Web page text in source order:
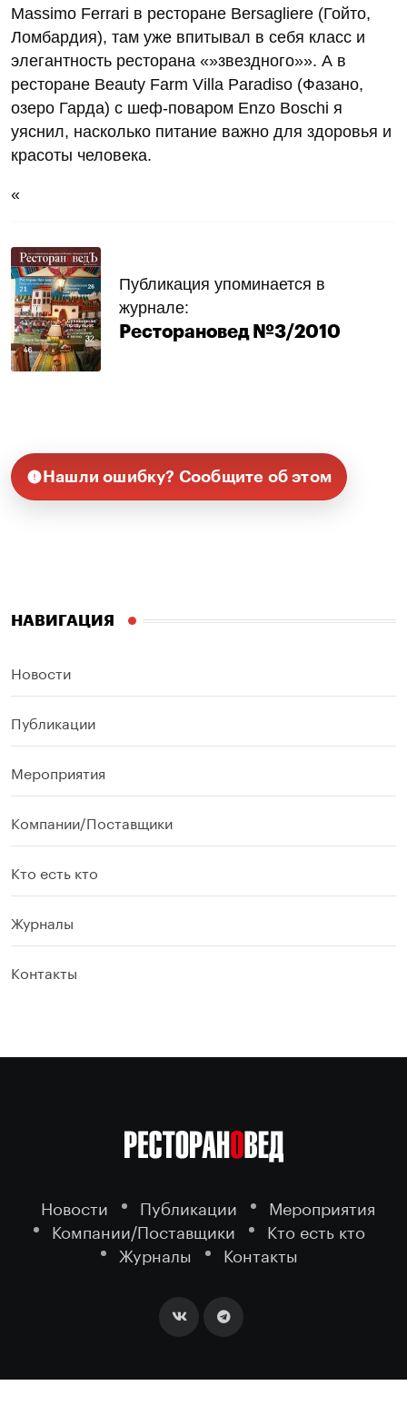
Massimo Ferrari в ресторане Bersagliere (Гойто,
Ломбардия), там уже впитывал в себя класс и
элегантность ресторана «»звездного»». А в
ресторане Beauty Farm Villa Paradiso (Фазано,
озеро Гарда) с шеф-поваром Enzo Boschi я
уяснил, насколько питание важно для здоровья и
красоты человека.
«
Публикация упоминается в
журнале:
Ресторановед №3/2010
Нашли ошибку? Сообщите об этом
НАВИГАЦИЯ
Новости
Публикации
Мероприятия
Компании/Поставщики
Кто есть кто
Журналы
Контакты
Новости Публикации
Мероприятия
Компании/Поставщики
Кто есть кто
Журналы
Контакты